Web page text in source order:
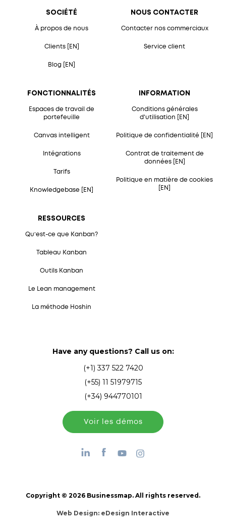
SOCIÉTÉ
À propos de nous
Clients [EN]
Blog [EN]
FONCTIONNALITÉS
Espaces de travail de
portefeuille
Canvas intelligent
Intégrations
Tarifs
Knowledgebase [EN]
RESSOURCES
Qu’est-ce que Kanban?
Tableau Kanban
Outils Kanban
Le Lean management
La méthode Hoshin
INFORMATION
Conditions générales
d'utilisation [EN]
Politique de confidentialité [EN]
Contrat de traitement de
données [EN]
Politique en matière de cookies
[EN]
NOUS CONTACTER
Contacter nos commerciaux
Service client
Have any questions? Call us on:
(+1) 337 522 7420
(+55) 11 51979715
(+34) 944770101
Voir les démos
Copyright © 2026 Businessmap. All rights reserved.
Web Design: eDesign Interactive